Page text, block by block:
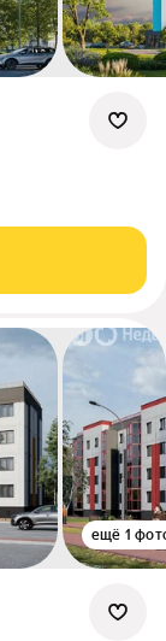
ещё 1